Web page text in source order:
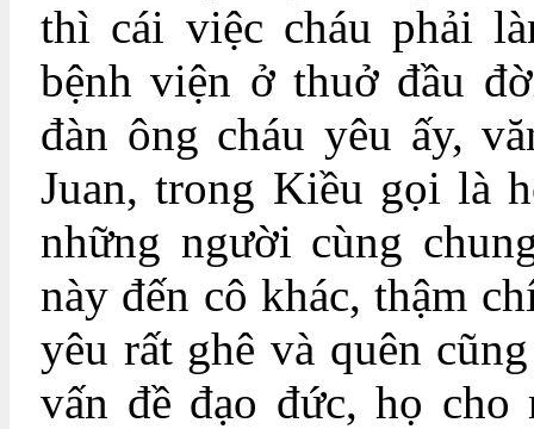
thì cái việc cháu phải
bệnh viện ở thuở đầu
đàn ông cháu yêu ấy,
Juan, trong Kiều gọi là
những người cùng
này đến cô khác, thậm
yêu rất ghê và quên
vấn đề đạo đức, họ